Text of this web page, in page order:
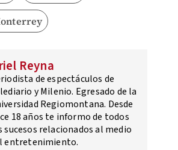
Reyna
de espectáculos de
y Milenio. Egresado de la
Regiomontana. Desde
18 años te informo de todos
sucesos relacionados al medio
entretenimiento.